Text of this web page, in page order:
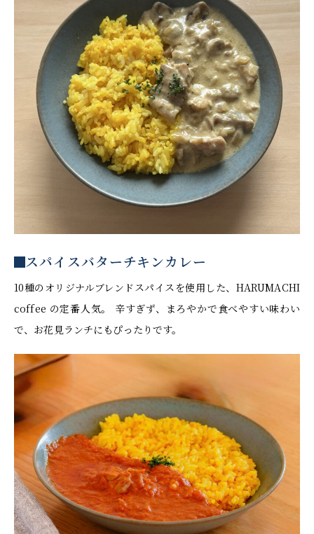
スパイスバターチキンカレー
10種のオリジナルブレンドスパイスを使用した、HARUMACHI
coffee の定番人気。 辛すぎず、まろやかで食べやすい味わい
で、お花見ランチにもぴったりです。